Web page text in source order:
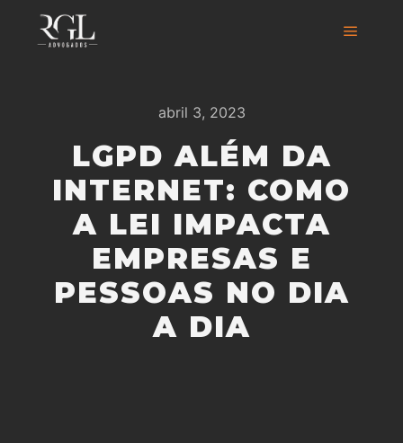
abril 3, 2023
LGPD ALÉM DA
INTERNET: COMO
A LEI IMPACTA
EMPRESAS E
PESSOAS NO DIA
A DIA